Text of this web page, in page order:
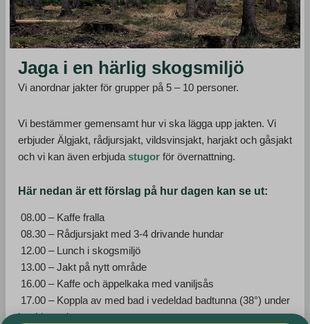
Jaga i en härlig skogsmiljö
Vi anordnar jakter för grupper på 5 – 10 personer.
Vi bestämmer gemensamt hur vi ska lägga upp jakten. Vi
erbjuder Älgjakt, rådjursjakt, vildsvinsjakt, harjakt och gåsjakt
och vi kan även erbjuda stugor för övernattning.
Här nedan är ett förslag på hur dagen kan se ut:
08.00 – Kaffe fralla
08.30 – Rådjursjakt med 3-4 drivande hundar
12.00 – Lunch i skogsmiljö
13.00 – Jakt på nytt område
16.00 – Kaffe och äppelkaka med vaniljsås
17.00 – Koppla av med bad i vedeldad badtunna (38°) under
bar himmel